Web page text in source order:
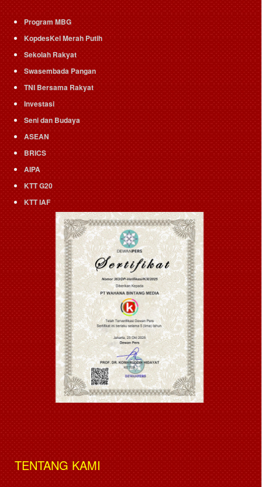
Program MBG
KopdesKel Merah Putih
Sekolah Rakyat
Swasembada Pangan
TNI Bersama Rakyat
Investasi
Seni dan Budaya
ASEAN
BRICS
AIPA
KTT G20
KTT IAF
TENTANG KAMI